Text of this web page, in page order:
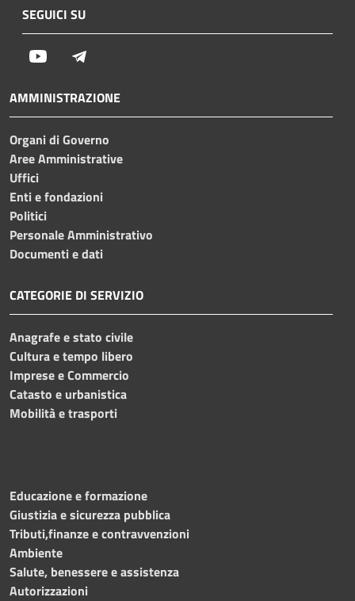
SEGUICI SU
Youtube
AMMINISTRAZIONE
Organi di Governo
Aree Amministrative
Uffici
Enti e fondazioni
Politici
Personale Amministrativo
Documenti e dati
CATEGORIE DI SERVIZIO
Anagrafe e stato civile
Cultura e tempo libero
Imprese e Commercio
Catasto e urbanistica
Mobilità e trasporti
Educazione e formazione
Giustizia e sicurezza pubblica
Tributi,finanze e contravvenzioni
Ambiente
Salute, benessere e assistenza
Autorizzazioni